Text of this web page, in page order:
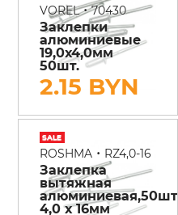
VOREL•70430
Заклепки
алюминиевые
19,0х4,0мм
50шт.
2.15 BYN
ROSHMA• RZ4,0-16
Заклепка
вытяжная
алюминиевая,50шт
4,0 х 16мм